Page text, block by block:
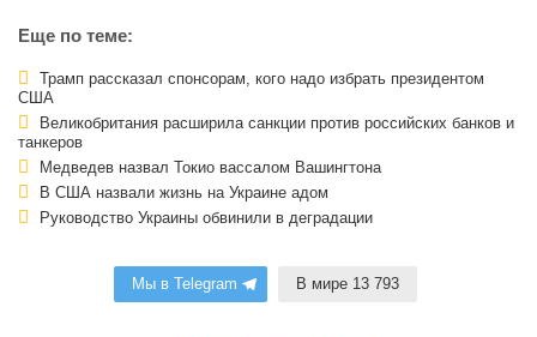
Еще по теме:
Трамп рассказал спонсорам, кого надо избрать президентом
США
Великобритания расширила санкции против российских банков и
танкеров
Медведев назвал Токио вассалом Вашингтона
В США назвали жизнь на Украине адом
Руководство Украины обвинили в деградации
Мы в Telegram В мире 13 793